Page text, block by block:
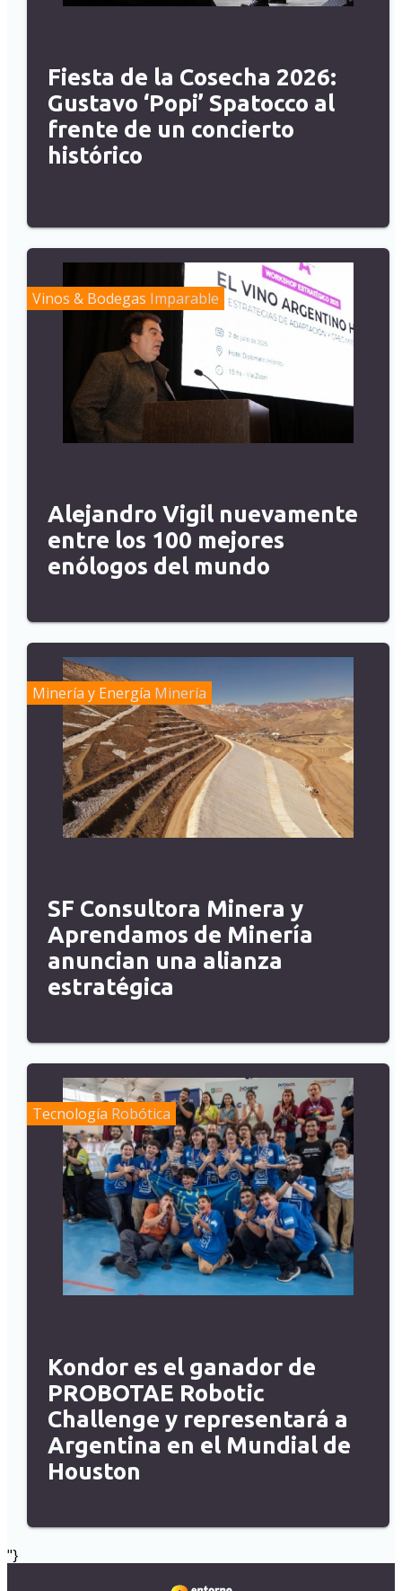
Fiesta de la Cosecha 2026:
Gustavo ‘Popi’ Spatocco al
frente de un concierto
histórico
Vinos & Bodegas Imparable
Alejandro Vigil nuevamente
entre los 100 mejores
enólogos del mundo
Minería y Energía Minería
SF Consultora Minera y
Aprendamos de Minería
anuncian una alianza
estratégica
Tecnología Robótica
Kondor es el ganador de
PROBOTAE Robotic
Challenge y representará a
Argentina en el Mundial de
Houston
"}